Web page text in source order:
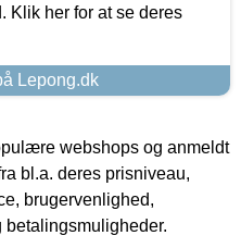
Klik her for at se deres
Lepong.dk
webshops og anmeldt
bl.a. deres prisniveau,
brugervenlighed,
betalingsmuligheder.